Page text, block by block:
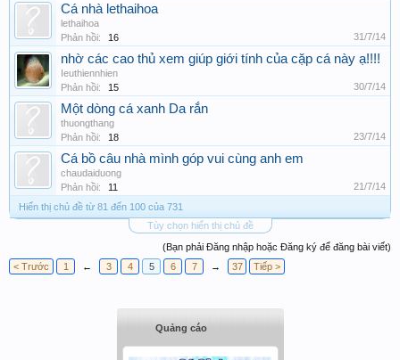
Cá nhà lethaihoa
lethaihoa
Phản hồi:
16 31/7/14
nhờ các cao thủ xem giúp giới tính của cặp cá này ạ!!!!
Ieuthiennhien
Phản hồi:
15 30/7/14
Một dòng cá xanh Da rắn
thuongthang
Phản hồi:
18 23/7/14
Cá bồ câu nhà mình góp vui cùng anh em
chaudaiduong
Phản hồi:
11
21/7/14
Hiển thị chủ đề từ 81 đến 100 của 731
Tùy chọn hiển thị chủ đề
(Bạn phải Đăng nhập hoặc Đăng ký để đăng bài viết)
< Trước
1 ← 3 4 5 6 7 → 37 Tiếp >
Quảng cáo